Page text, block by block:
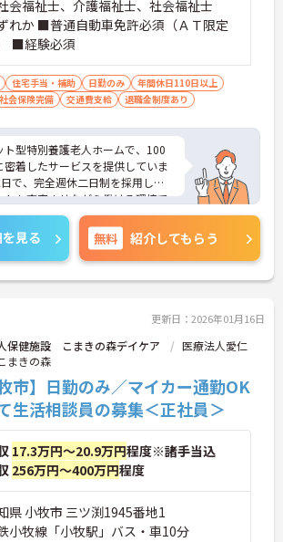
会福祉士、介護福祉士、社会福祉士
れか ■普通自動車免許必須（ＡＴ限定
■経験必須
住宅手当・補助 日勤のみ
年間休日110日以上
社会保険完備 交通費支給 退職金制度あり
ト型特別養護老人ホームで、100
密着したサービスを提供していま
で、完全週休二日制を採用して
トも充実させながら働ける環境で
雇用形態で、昇給や賞与の実績
入が期待できます。ご興味のあ
ポイントなど、さらに詳細をお
気軽にご相談ください！
見る 無料 紹介してもらう
更新日：2026年01月16日
保健施設 こまきの森デイケア
医療法人愛仁
きの森
市】日勤のみ／マイカー通勤OK
生活相談員の募集＜正社員＞
17.3万円～20.9万円程度※諸手当込
256万円～400万円程度
県 小牧市 三ツ渕1945番地1
小牧線「小牧駅」バス・車10分